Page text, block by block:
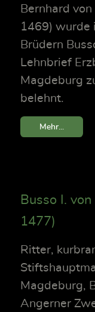
Bernhard
1469) wurde
Brüdern
Lehnbrief
Magdeburg
belehnt.
Mehr...
Busso I.
1477)
Ritter,
Magdeburg,
Angerner